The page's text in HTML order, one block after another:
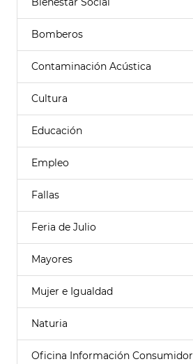
Bomberos
Contaminación Acústica
Cultura
Educación
Empleo
Fallas
Feria de Julio
Mayores
Mujer e Igualdad
Naturia
Oficina Información Consumidor